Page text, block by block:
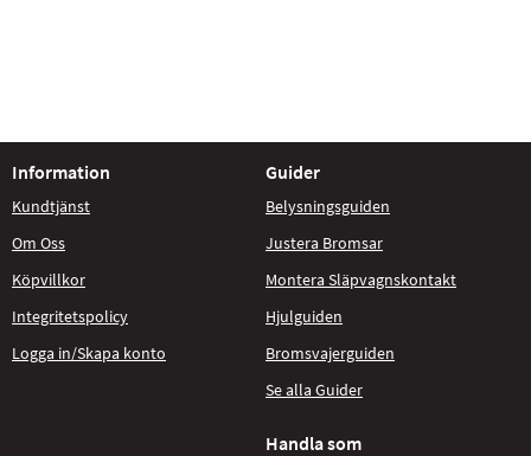
Information
Kundtjänst
Om Oss
Köpvillkor
Integritetspolicy
Logga in/Skapa konto
Guider
Belysningsguiden
Justera Bromsar
Montera Släpvagnskontakt
Hjulguiden
Bromsvajerguiden
Se alla Guider
Handla som